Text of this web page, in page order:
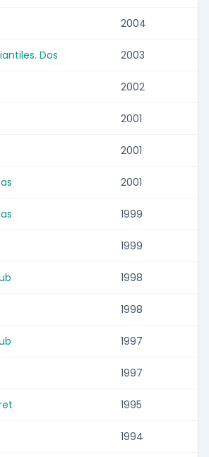
2004
Dos 2003
2002
2001
2001
2001
1999
1999
1998
1998
1997
1997
1995
1994